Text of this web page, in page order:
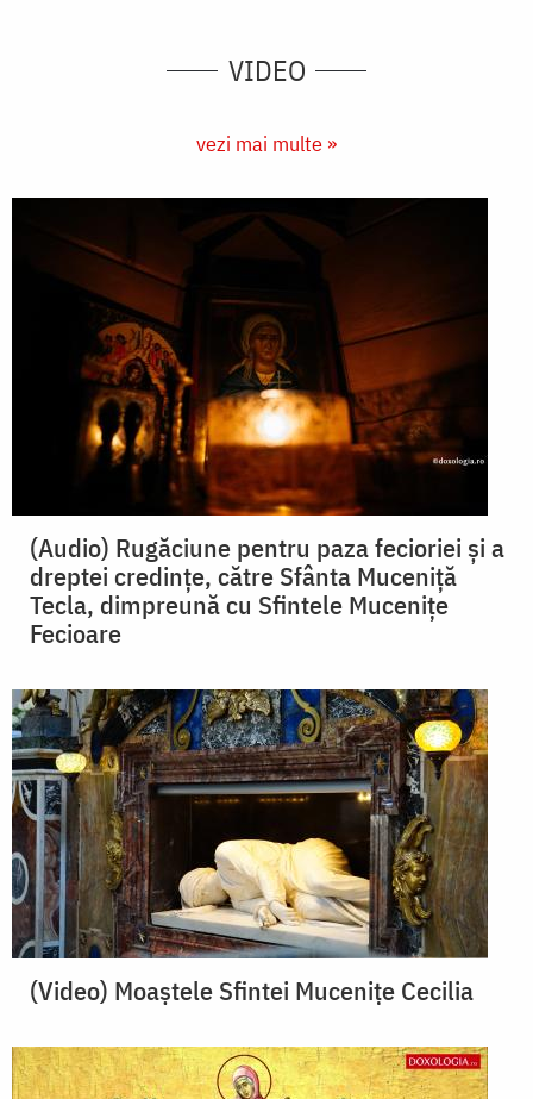
VIDEO
vezi mai multe »
(Audio) Rugăciune pentru paza fecioriei și a
dreptei credințe, către Sfânta Muceniță
Tecla, dimpreună cu Sfintele Mucenițe
Fecioare
(Video) Moaștele Sfintei Mucenițe Cecilia